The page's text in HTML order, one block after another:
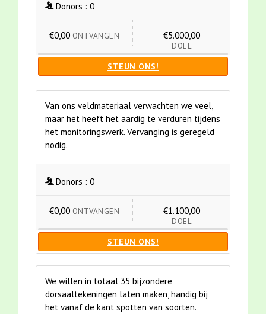
Donors : 0
€0,00 ONTVANGEN €5.000,00
DOEL
STEUN ONS!
Van ons veldmateriaal verwachten we veel,
maar het heeft het aardig te verduren tijdens
het monitoringswerk. Vervanging is geregeld
nodig.
Donors : 0
€0,00 ONTVANGEN €1.100,00
DOEL
STEUN ONS!
We willen in totaal 35 bijzondere
dorsaaltekeningen laten maken, handig bij
het vanaf de kant spotten van soorten.